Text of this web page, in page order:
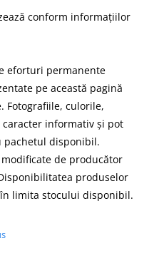
conform informațiilor
eforturi permanente
pe această pagină
Fotografiile, culorile,
informativ și pot
pachetul disponibil.
de producător
produselor
limita stocului disponibil.